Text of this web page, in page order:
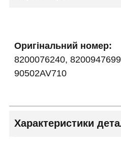
Оригінальний номер:
8200076240,
90502AV710
Характеристики